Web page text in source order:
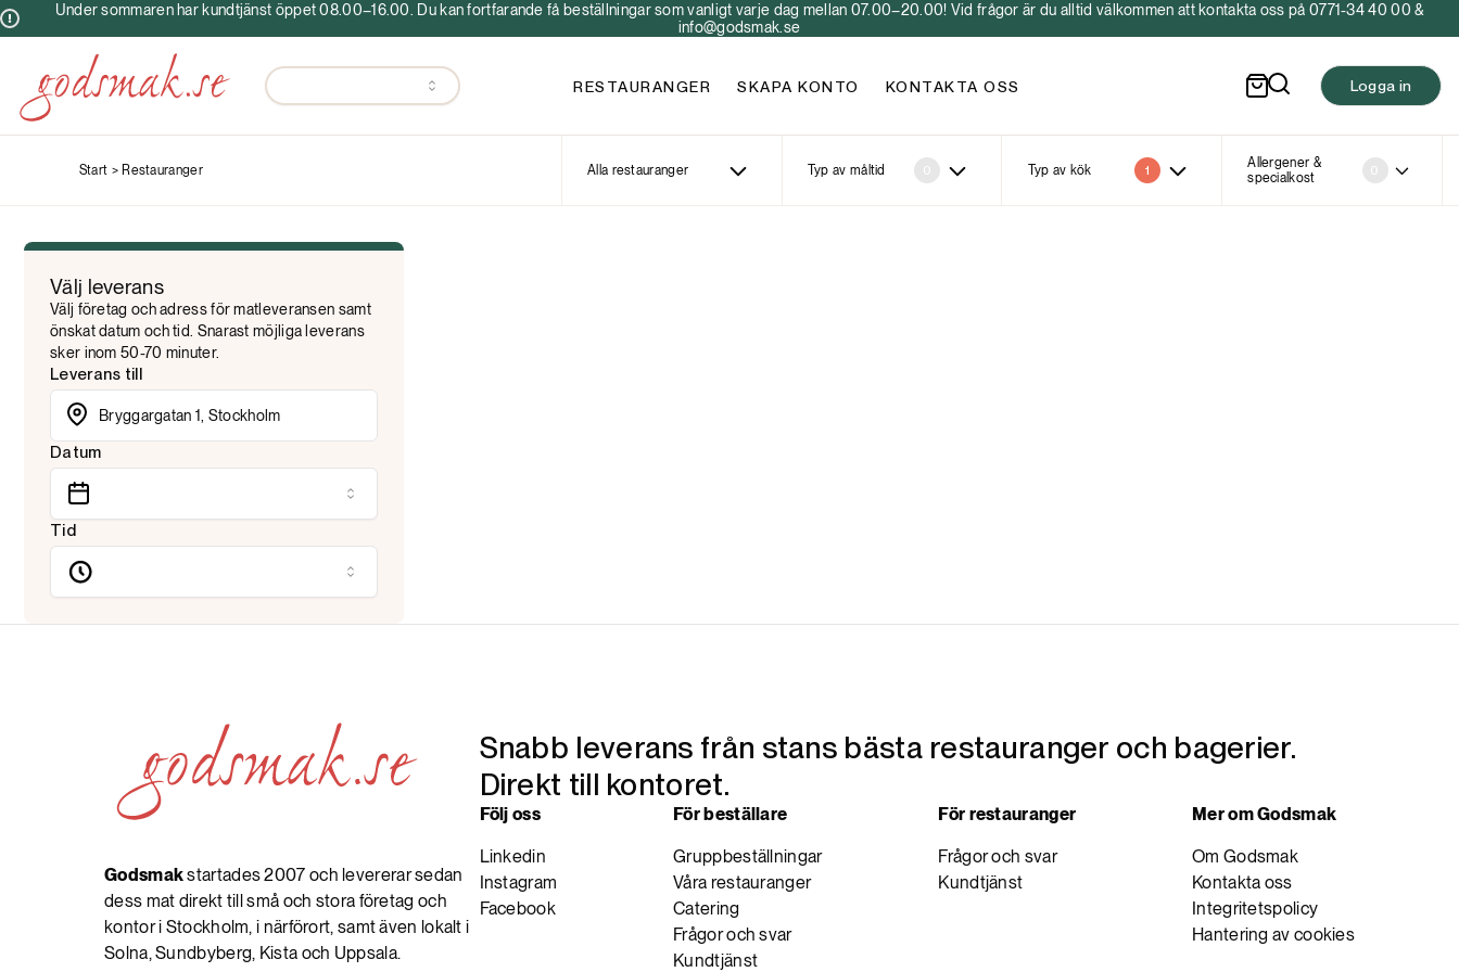
Under sommaren har kundtjänst öppet 08.00–16.00. Du kan fortfarande få beställningar som vanligt varje dag mellan 07.00–20.00! Vid frågor är du alltid välkommen att kontakta oss på 0771-34 40 00 &
info@godsmak.se
RESTAURANGER SKAPA KONTO KONTAKTA OSS Logga in
Start > Restauranger Alla restauranger Typ av måltid 0 Typ av kök 1
Allergener &
specialkost
0
Välj leverans
Välj företag och adress för matleveransen samt
önskat datum och tid. Snarast möjliga leverans
sker inom 50-70 minuter.
Leverans till
Datum
Tid
Godsmakstartades 2007 och levererar sedan
dess mat direkt till små och stora företag och
kontor i Stockholm, i närförort, samt även lokalt i
Solna, Sundbyberg, Kista och Uppsala.
Snabb leverans från stans bästa restauranger och bagerier.
Direkt till kontoret.
Följ oss
Linkedin
Instagram
Facebook
För beställare
Gruppbeställningar
Våra restauranger
Catering
Frågor och svar
Kundtjänst
För restauranger
Frågor och svar
Kundtjänst
Mer om Godsmak
Om Godsmak
Kontakta oss
Integritetspolicy
Hantering av cookies